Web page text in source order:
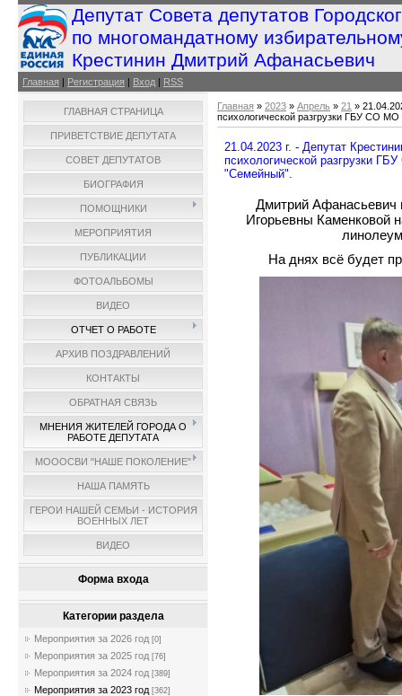
Депутат Совета депутатов
по многомандатному
Крестинин Дмитрий Афанасьевич
Главная | Регистрация | Вход | RSS
ГЛАВНАЯ СТРАНИЦА
ПРИВЕТСТВИЕ ДЕПУТАТА
СОВЕТ ДЕПУТАТОВ
БИОГРАФИЯ
ПОМОЩНИКИ
МЕРОПРИЯТИЯ
ПУБЛИКАЦИИ
ФОТОАЛЬБОМЫ
ВИДЕО
ОТЧЕТ О РАБОТЕ
АРХИВ ПОЗДРАВЛЕНИЙ
КОНТАКТЫ
ОБРАТНАЯ СВЯЗЬ
МНЕНИЯ ЖИТЕЛЕЙ ГОРОДА О
РАБОТЕ ДЕПУТАТА
МОООСВИ "НАШЕ ПОКОЛЕНИЕ"
НАША ПАМЯТЬ
ГЕРОИ НАШЕЙ СЕМЬИ - ИСТОРИЯ
ВОЕННЫХ ЛЕТ
ВИДЕО
Форма входа
Категории раздела
Мероприятия за 2026 год [0]
Мероприятия за 2025 год [76]
Мероприятия за 2024 год [389]
Мероприятия за 2023 год [362]
Главная » 2023 » Апрель » 21 »
психологической разгрузки ГБУ СО
21.04.2023 г. - Депутат
психологической разгрузки
"Семейный".
Дмитрий Афанасьевич
Игорьевны Каменковой
На днях всё будет